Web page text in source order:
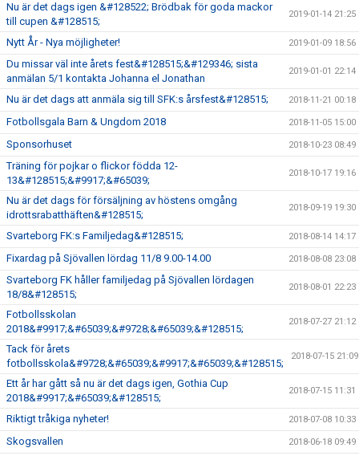
Nu är det dags igen &#128522; Brödbak för goda mackor
till cupen &#128515;
2019-01-14 21:25
Nytt År - Nya möjligheter! 2019-01-09 18:56
Du missar väl inte årets fest&#128515;&#129346; sista
anmälan 5/1 kontakta Johanna el Jonathan
2019-01-01 22:14
Nu är det dags att anmäla sig till SFK:s årsfest&#128515; 2018-11-21 00:18
Fotbollsgala Barn & Ungdom 2018 2018-11-05 15:00
Sponsorhuset 2018-10-23 08:49
Träning för pojkar o flickor födda 12-
13&#128515;&#9917;&#65039;
2018-10-17 19:16
Nu är det dags för försäljning av höstens omgång
idrottsrabatthäften&#128515;
2018-09-19 19:30
Svarteborg FK:s Familjedag&#128515; 2018-08-14 14:17
Fixardag på Sjövallen lördag 11/8 9.00-14.00 2018-08-08 23:08
Svarteborg FK håller familjedag på Sjövallen lördagen
18/8&#128515;
2018-08-01 22:23
Fotbollsskolan
2018&#9917;&#65039;&#9728;&#65039;&#128515;
2018-07-27 21:12
Tack för årets
fotbollsskola&#9728;&#65039;&#9917;&#65039;&#128515;
2018-07-15 21:09
Ett år har gått så nu är det dags igen, Gothia Cup
2018&#9917;&#65039;&#128515;
2018-07-15 11:31
Riktigt tråkiga nyheter! 2018-07-08 10:33
Skogsvallen 2018-06-18 09:49